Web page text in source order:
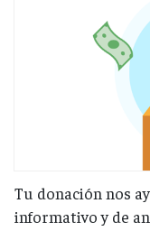
Tu donación nos
informativo y de